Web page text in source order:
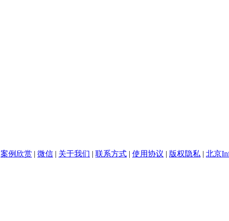
案例欣赏 | 微信 | 关于我们 | 联系方式 | 使用协议 | 版权隐私 | 北京